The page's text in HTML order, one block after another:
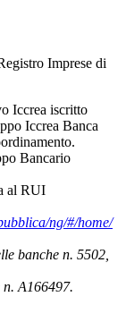
Imprese di
Iccrea iscritto
Iccrea Banca
Bancario
al RUI
ng/#/home/
banche n. 5502,
A166497.